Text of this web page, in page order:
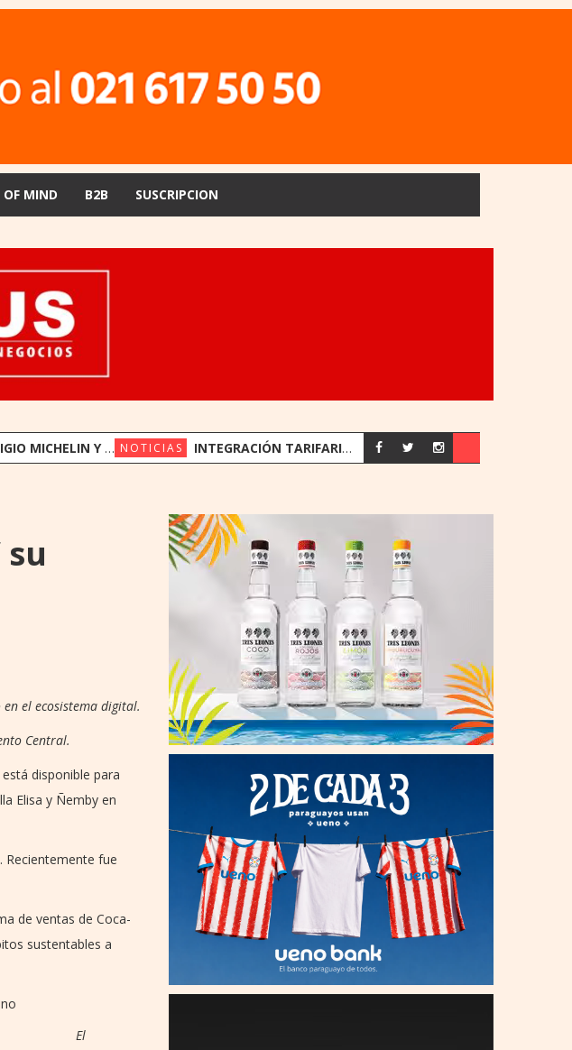
OF MIND B2B SUSCRIPCION
SENSORIALES: LA APUESTA DE TALLEYRAND PARA CONMEMORAR SUS 50 AÑOS NOTICIAS INTEGRACIÓN TARIFARIA ALCANZÓ 1,3 MILLONES DE TRANSBORDOS EN SUS PRIMEROS OCHO MESES
el ecosistema digital.
Central.
está disponible para
Elisa y Ñemby en
Recientemente fue
de ventas de Coca-
sustentables a
El